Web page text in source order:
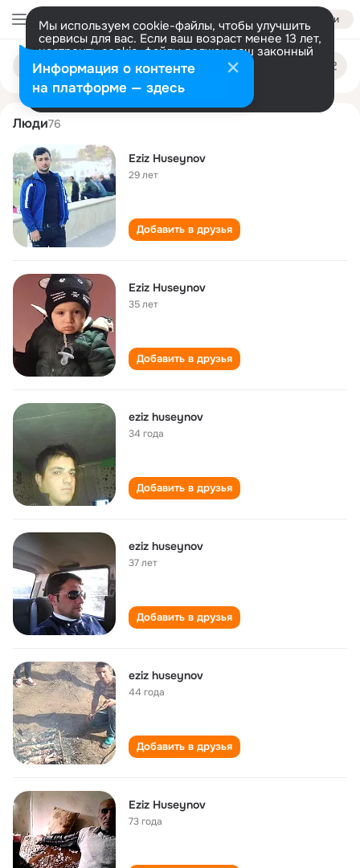
Войти
Мы используем cookie-файлы, чтобы улучшить
сервисы для вас. Если ваш возраст менее 13 лет,
настроить cookie-файлы должен ваш законный
представитель. Больше информации
Разрешить все Настроить
Поиск
людям
eziz huseynov
Люди76
Eziz Huseynov
29 лет
Добавить в друзья
Eziz Huseynov
35 лет
Добавить в друзья
eziz huseynov
34 года
Добавить в друзья
eziz huseynov
37 лет
Добавить в друзья
eziz huseynov
44 года
Добавить в друзья
Eziz Huseynov
73 года
Информация о контенте
на платформе — здесь